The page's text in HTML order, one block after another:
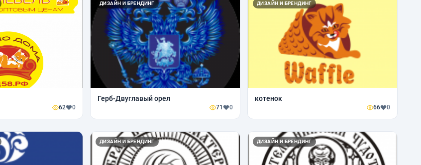
62 0
ДИЗАЙН И БРЕНДИНГ
Герб-Двуглавый орел
71 0
ДИЗАЙН И БРЕНДИНГ
котенок
66 0
ДИЗАЙН И БРЕНДИНГ ДИЗАЙН И БРЕНДИНГ